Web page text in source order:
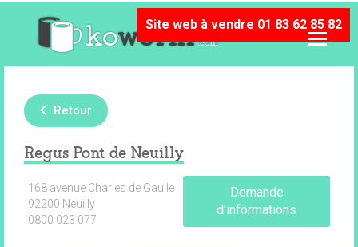
Site web à vendre 01 83 62 85 82
Retour
Regus Pont de Neuilly
168 avenue Charles de Gaulle
92200 Neuilly
0800 023 077
Demande
d'informations